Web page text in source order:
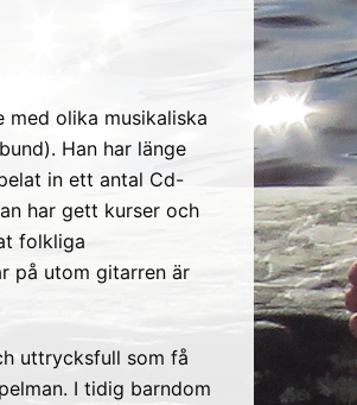
med olika musikaliska
Han har länge
in ett antal Cd-
har gett kurser och
folkliga
på utom gitarren är
uttrycksfull som få
I tidig barndom